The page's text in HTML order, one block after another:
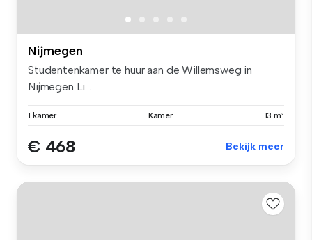
Nijmegen
Studentenkamer te huur aan de Willemsweg in
Nijmegen Li...
1 kamer Kamer 13 m²
€ 468 Bekijk meer